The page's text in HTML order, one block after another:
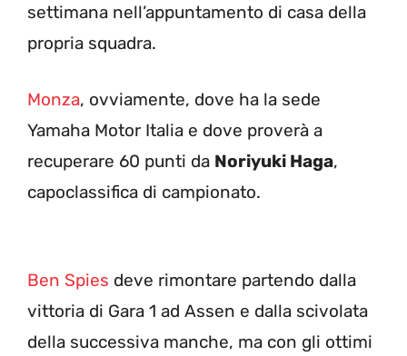
settimana nell’appuntamento di casa della
propria squadra.
Monza, ovviamente, dove ha la sede
Yamaha Motor Italia e dove proverà a
recuperare 60 punti da Noriyuki Haga,
capoclassifica di campionato.
Ben Spies deve rimontare partendo dalla
vittoria di Gara 1 ad Assen e dalla scivolata
della successiva manche, ma con gli ottimi